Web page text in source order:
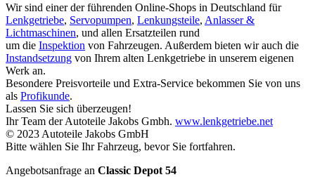
Wir sind einer der führenden Online-Shops in Deutschland für
Lenkgetriebe, Servopumpen, Lenkungsteile, Anlasser &
Lichtmaschinen, und allen Ersatzteilen rund
um die Inspektion von Fahrzeugen. Außerdem bieten wir auch die
Instandsetzung von Ihrem alten Lenkgetriebe in unserem eigenen
Werk an.
Besondere Preisvorteile und Extra-Service bekommen Sie von uns
als Profikunde.
Lassen Sie sich überzeugen!
Ihr Team der Autoteile Jakobs Gmbh. www.lenkgetriebe.net
© 2023 Autoteile Jakobs GmbH
Bitte wählen Sie Ihr Fahrzeug, bevor Sie fortfahren.
Angebotsanfrage an Classic Depot 54